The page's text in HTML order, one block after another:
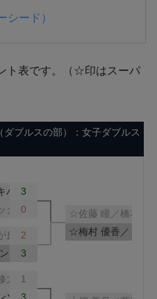
シード）
ト表です。（☆印はスーパ